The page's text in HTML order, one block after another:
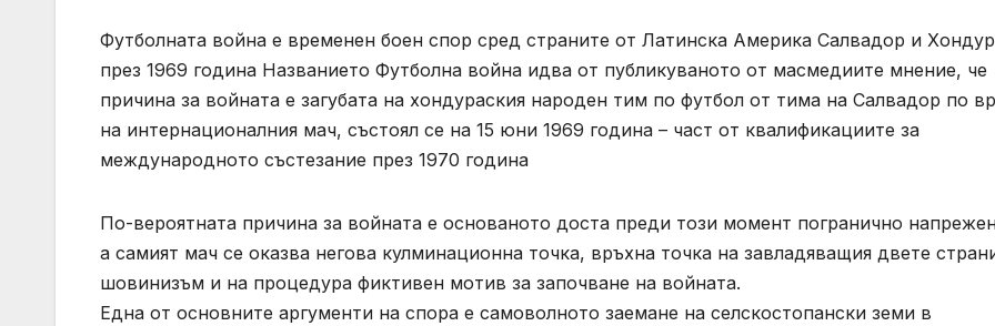
Футболната война е временен боен спор сред страните от Латинска Америка Салвадор и
през 1969 година Названието Футболна война идва от публикуваното от масмедиите мнение, че
причина за войната е загубата на хондураския народен тим по футбол от тима на Салвадор по
на интернационалния мач, състоял се на 15 юни 1969 година – част от квалификациите за
международното състезание през 1970 година
По-вероятната причина за войната е основаното доста преди този момент погранично
а самият мач се оказва негова кулминационна точка, връхна точка на завладяващия двете
шовинизъм и на процедура фиктивен мотив за започване на войната.
Една от основните аргументи на спора е самоволното заемане на селскостопански земи в